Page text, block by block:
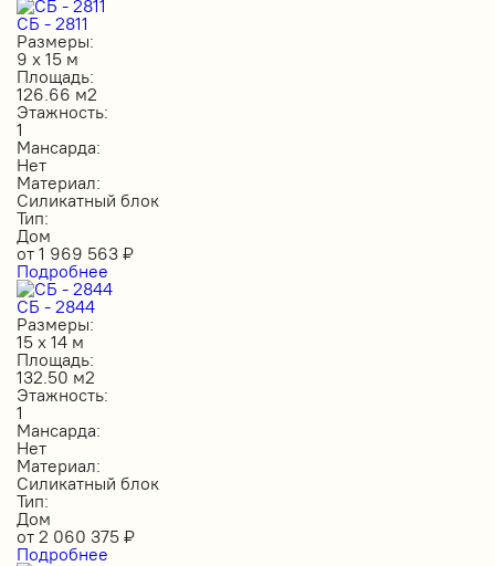
СБ - 2811
Размеры:
9 х 15 м
Площадь:
126.66 м2
Этажность:
1
Мансарда:
Нет
Материал:
Силикатный блок
Тип:
Дом
от 1 969 563 ₽
Подробнее
СБ - 2844
Размеры:
15 х 14 м
Площадь:
132.50 м2
Этажность:
1
Мансарда:
Нет
Материал:
Силикатный блок
Тип:
Дом
от 2 060 375 ₽
Подробнее